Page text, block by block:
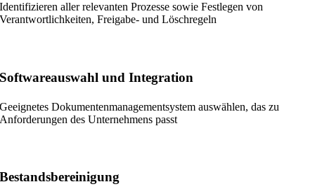
Identifizieren aller relevanten Prozesse sowie Festlegen von
Verantwortlichkeiten, Freigabe- und Löschregeln
Softwareauswahl und Integration
Geeignetes Dokumentenmanagementsystem auswählen, das zu
Anforderungen des Unternehmens passt
Bestandsbereinigung